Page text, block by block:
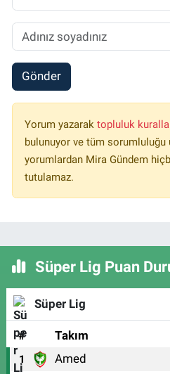
Gönder
Yorum yazarak topluluk
bulunuyor ve tüm sorumluluğu
yorumlardan Mira Gündem
tutulamaz.
Süper Lig Puan
Süper Lig
# Takım
1 Amed